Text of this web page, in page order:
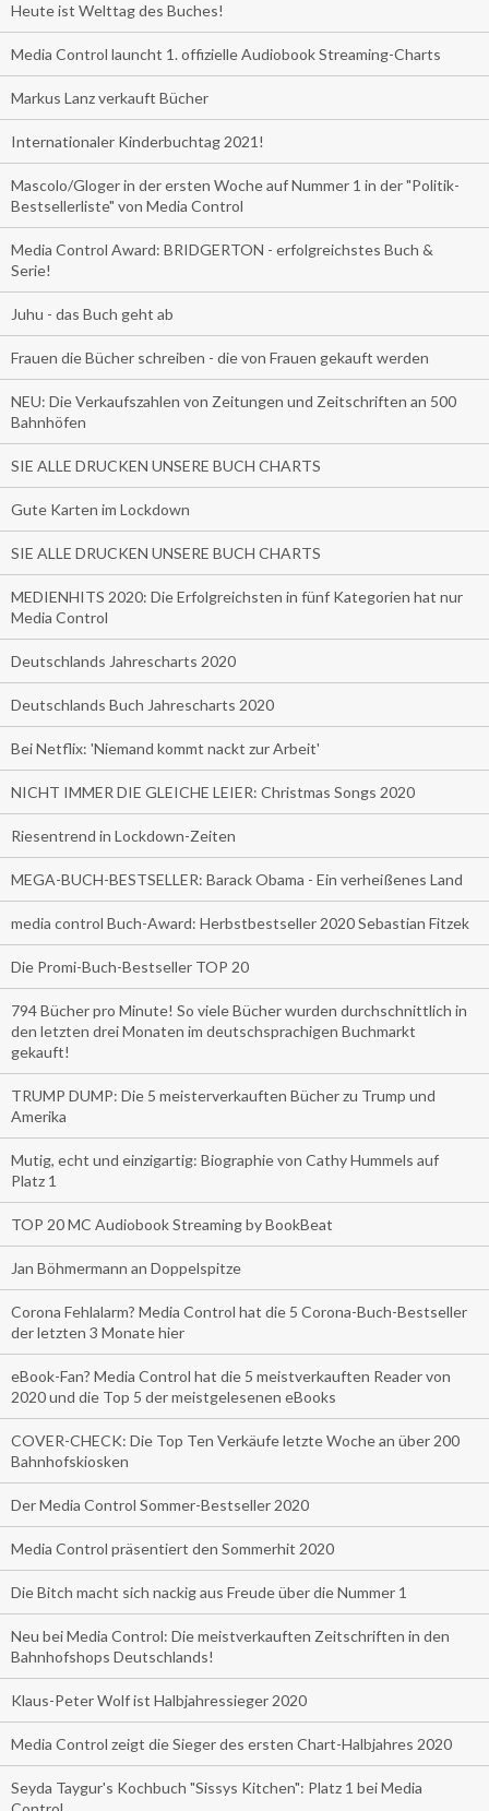
Heute ist Welttag des Buches!
Media Control launcht 1. offizielle Audiobook Streaming-Charts
Markus Lanz verkauft Bücher
Internationaler Kinderbuchtag 2021!
Mascolo/Gloger in der ersten Woche auf Nummer 1 in der "Politik-
Bestsellerliste" von Media Control
Media Control Award: BRIDGERTON - erfolgreichstes Buch &
Serie!
Juhu - das Buch geht ab
Frauen die Bücher schreiben - die von Frauen gekauft werden
NEU: Die Verkaufszahlen von Zeitungen und Zeitschriften an 500
Bahnhöfen
SIE ALLE DRUCKEN UNSERE BUCH CHARTS
Gute Karten im Lockdown
SIE ALLE DRUCKEN UNSERE BUCH CHARTS
MEDIENHITS 2020: Die Erfolgreichsten in fünf Kategorien hat nur
Media Control
Deutschlands Jahrescharts 2020
Deutschlands Buch Jahrescharts 2020
Bei Netflix: 'Niemand kommt nackt zur Arbeit'
NICHT IMMER DIE GLEICHE LEIER: Christmas Songs 2020
Riesentrend in Lockdown-Zeiten
MEGA-BUCH-BESTSELLER: Barack Obama - Ein verheißenes Land
media control Buch-Award: Herbstbestseller 2020 Sebastian Fitzek
Die Promi-Buch-Bestseller TOP 20
794 Bücher pro Minute! So viele Bücher wurden durchschnittlich in
den letzten drei Monaten im deutschsprachigen Buchmarkt
gekauft!
TRUMP DUMP: Die 5 meisterverkauften Bücher zu Trump und
Amerika
Mutig, echt und einzigartig: Biographie von Cathy Hummels auf
Platz 1
TOP 20 MC Audiobook Streaming by BookBeat
Jan Böhmermann an Doppelspitze
Corona Fehlalarm? Media Control hat die 5 Corona-Buch-Bestseller
der letzten 3 Monate hier
eBook-Fan? Media Control hat die 5 meistverkauften Reader von
2020 und die Top 5 der meistgelesenen eBooks
COVER-CHECK: Die Top Ten Verkäufe letzte Woche an über 200
Bahnhofskiosken
Der Media Control Sommer-Bestseller 2020
Media Control präsentiert den Sommerhit 2020
Die Bitch macht sich nackig aus Freude über die Nummer 1
Neu bei Media Control: Die meistverkauften Zeitschriften in den
Bahnhofshops Deutschlands!
Klaus-Peter Wolf ist Halbjahressieger 2020
Media Control zeigt die Sieger des ersten Chart-Halbjahres 2020
Seyda Taygur's Kochbuch "Sissys Kitchen": Platz 1 bei Media